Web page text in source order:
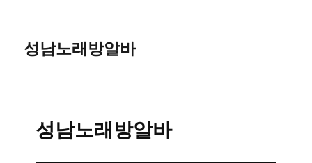
성남노래방알바
성남노래방알바